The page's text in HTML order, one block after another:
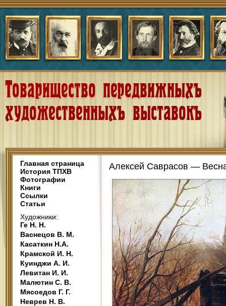
Главная страница
История ТПХВ
Фотографии
Книги
Ссылки
Статьи
Художники:
Ге Н. Н.
Васнецов В. М.
Касаткин Н.А.
Крамской И. Н.
Куинджи А. И.
Левитан И. И.
Малютин С. В.
Мясоедов Г. Г.
Неврев Н. В.
Алексей Саврасов —